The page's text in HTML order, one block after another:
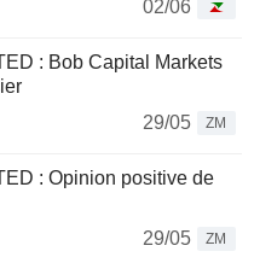
02/06
: Bob Capital Markets
29/05
ZM
: Opinion positive de
29/05
ZM